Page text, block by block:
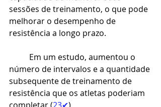
sessões de treinamento, o que pode
melhorar o desempenho de
resistência a longo prazo.
Em um estudo, aumentou o
número de intervalos e a quantidade
subsequente de treinamento de
resistência que os atletas poderiam